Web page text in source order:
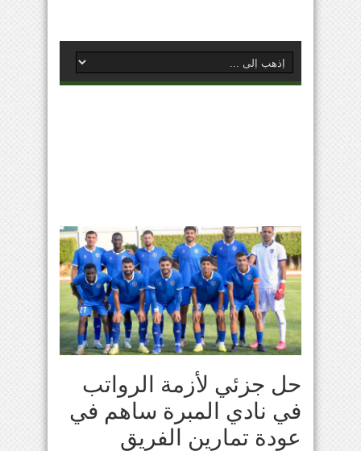
حل جزئي لأزمة الرواتب
في نادي المبرة ساهم في
عودة تمارين الفريق